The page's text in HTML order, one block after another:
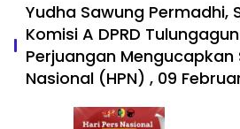
Yudha Sawung Permadhi,
Komisi A DPRD
Perjuangan Mengucapkan
Nasional (HPN) , 09